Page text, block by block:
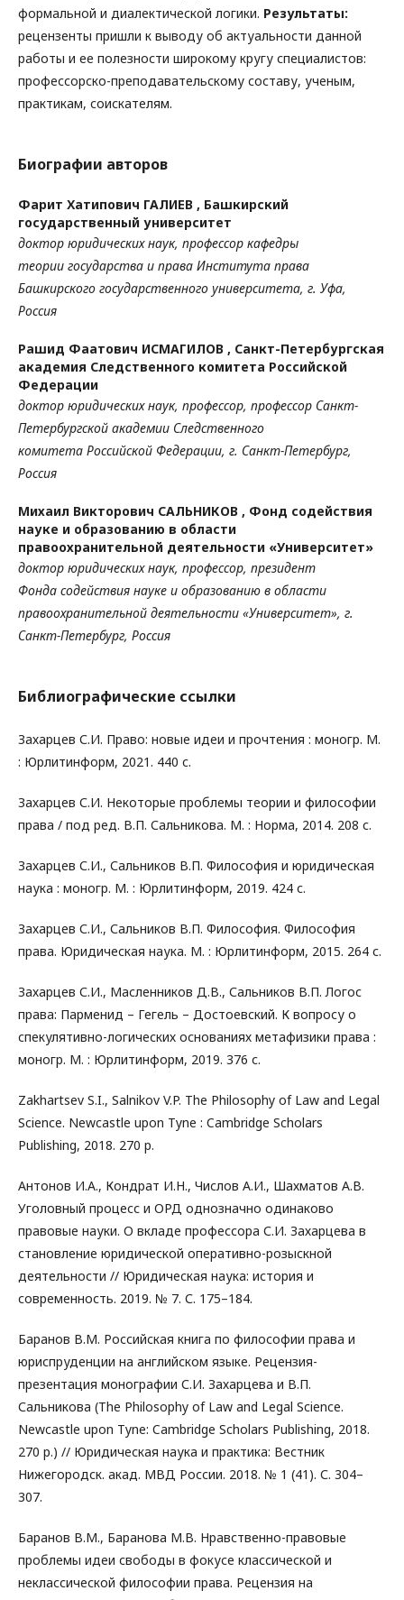
формальной и диалектической логики. Результаты:
рецензенты пришли к выводу об актуальности данной
работы и ее полезности широкому кругу специалистов:
профессорско-преподавательскому составу, ученым,
практикам, соискателям.
Биографии авторов
Фарит Хатипович ГАЛИЕВ , Башкирский
государственный университет
доктор юридических наук, профессор кафедры
теории государства и права Института права
Башкирского государственного университета, г. Уфа,
Россия
Рашид Фаатович ИСМАГИЛОВ , Санкт-Петербургская
академия Следственного комитета Российской
Федерации
доктор юридических наук, профессор, профессор Санкт-
Петербургской академии Следственного
комитета Российской Федерации, г. Санкт-Петербург,
Россия
Михаил Викторович САЛЬНИКОВ , Фонд содействия
науке и образованию в области
правоохранительной деятельности «Университет»
доктор юридических наук, профессор, президент
Фонда содействия науке и образованию в области
правоохранительной деятельности «Университет», г.
Санкт-Петербург, Россия
Библиографические ссылки
Захарцев С.И. Право: новые идеи и прочтения : моногр. М.
: Юрлитинформ, 2021. 440 с.
Захарцев С.И. Некоторые проблемы теории и философии
права / под ред. В.П. Сальникова. М. : Норма, 2014. 208 с.
Захарцев С.И., Сальников В.П. Философия и юридическая
наука : моногр. М. : Юрлитинформ, 2019. 424 с.
Захарцев С.И., Сальников В.П. Философия. Философия
права. Юридическая наука. М. : Юрлитинформ, 2015. 264 с.
Захарцев С.И., Масленников Д.В., Сальников В.П. Логос
права: Парменид – Гегель – Достоевский. К вопросу о
спекулятивно-логических основаниях метафизики права :
моногр. М. : Юрлитинформ, 2019. 376 с.
Zakhartsev S.I., Salnikov V.P. The Philosophy of Law and Legal
Science. Newcastle upon Tyne : Cambridge Scholars
Publishing, 2018. 270 p.
Антонов И.А., Кондрат И.Н., Числов А.И., Шахматов А.В.
Уголовный процесс и ОРД однозначно одинаково
правовые науки. О вкладе профессора С.И. Захарцева в
становление юридической оперативно-розыскной
деятельности // Юридическая наука: история и
современность. 2019. № 7. С. 175–184.
Баранов В.М. Российская книга по философии права и
юриспруденции на английском языке. Рецензия-
презентация монографии С.И. Захарцева и В.П.
Сальникова (The Philosophy of Law and Legal Science.
Newcastle upon Tyne: Cambridge Scholars Publishing, 2018.
270 p.) // Юридическая наука и практика: Вестник
Нижегородск. акад. МВД России. 2018. № 1 (41). С. 304–
307.
Баранов В.М., Баранова М.В. Нравственно-правовые
проблемы идеи свободы в фокусе классической и
неклассической философии права. Рецензия на